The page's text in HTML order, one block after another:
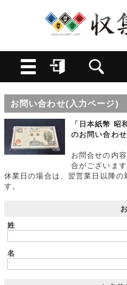
お問い合わせ(入力ページ)
「日本紙幣
のお問い合わせ
お問合せの内
合がございます
休業日の場合は、翌営業日以降の
す。
姓
名